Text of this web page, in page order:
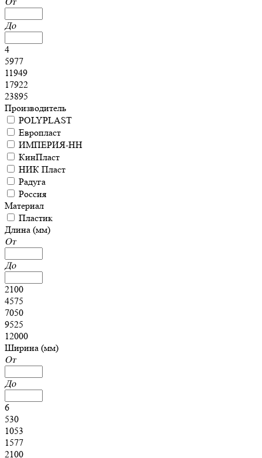
До
4
5977
11949
17922
23895
Производитель
POLYPLAST
Европласт
ИМПЕРИЯ-НН
КинПласт
НИК Пласт
Радуга
Россия
Материал
Пластик
Длина (мм)
От
До
2100
4575
7050
9525
12000
Ширина (мм)
От
До
6
530
1053
1577
2100